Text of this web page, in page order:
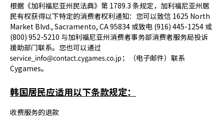
根据《加利福尼亚州民法典》第 1789.3 条规定，加利福尼亚州居
民有权获得以下特定的消费者权利通知：您可以致信 1625 North
Market Blvd., Sacramento, CA 95834 或致电 (916) 445-1254 或
(800) 952-5210 与加利福尼亚州消费者事务部消费者服务局投诉
援助部门联系。您也可以通过
；（电子邮件）联系
Cygames。
韩国居民应适用以下条款规定：
收费服务的退款